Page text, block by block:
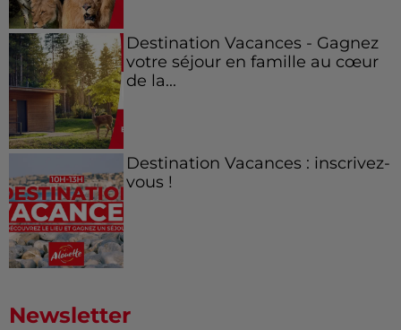
Destination Vacances - Gagnez
votre séjour en famille au cœur
de la...
Destination Vacances : inscrivez-
vous !
Newsletter